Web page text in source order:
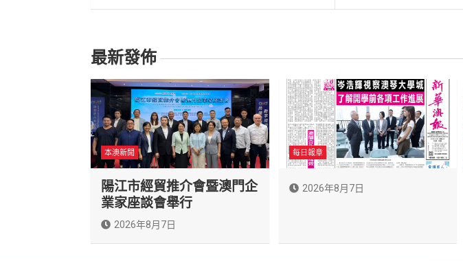
最新發佈
本澳新聞
陽江市經貿推介會暨澳門企
業家座談會舉行
2026年8月7日
每日報章
2026年8月7日